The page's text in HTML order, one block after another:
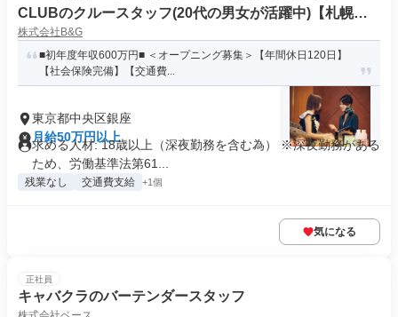
CLUBのクルースタッフ(20代の男女が活躍中)【札幌を
代表する大手グループが東京エリアに初上陸】
株式会社B&G
■初年度年収600万円■ ＜オープニング募集＞【年間休日120日】
【社会保険完備】【交通費...
東京都中央区銀座
月給50万円以上
求める人材: 18歳以上（深夜勤務を含む為） ※深夜勤務がある
ため、労働基準法第61...
残業なし 交通費支給 +1個
気になる
正社員
キャバクラのバーテンダースタッフ